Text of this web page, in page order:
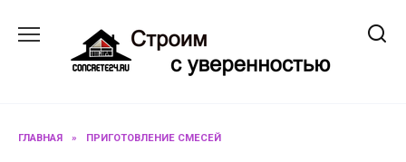
содержанию
ГЛАВНАЯ » ПРИГОТОВЛЕНИЕ СМЕСЕЙ